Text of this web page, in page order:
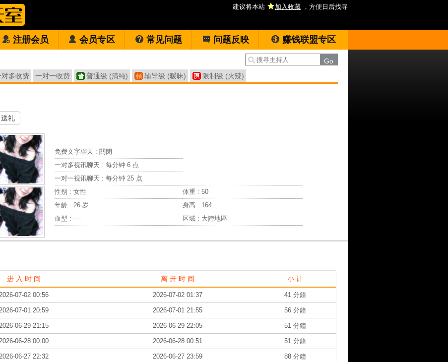
建议将本站 加入收藏 ，方便日后找寻
注册会员 会员专区 常见问题 问题反映 赚钱联盟专区
对多收费 一对一收费 普通级 (清纯) 辅导级 (暧昧) 限制级 (火辣)
送礼
免费文字聊天 : 關閉
一对多视讯聊天 : 每分钟 6 点
一对一视讯聊天 : 每分钟 25 点
性别 : 女性
体重 : 50
年龄 : 26 岁
身高 : 164
血型 : ----
区域 : 大陸地區
进 入 时 间 离 开 时 间 小 计
07-02 00:56 2026-07-02 01:37 41 分鐘
07-01 20:59 2026-07-01 21:55 56 分鐘
06-29 21:15 2026-06-29 22:05 51 分鐘
06-28 00:00 2026-06-28 00:51 51 分鐘
06-27 22:32 2026-06-27 23:59 88 分鐘